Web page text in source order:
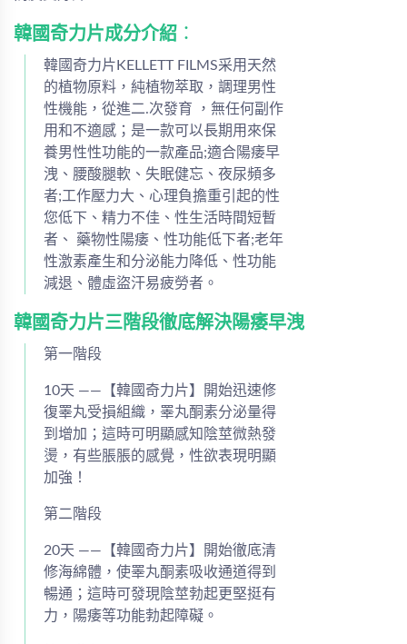
韓國奇力片成分介紹 ：
韓國奇力片KELLETT FILMS采用天然
的植物原料，純植物萃取，調理男性
性機能，從進二.次發育 ，無任何副作
用和不適感；是一款可以長期用來保
養男性性功能的一款產品;適合陽痿早
洩、腰酸腿軟、失眠健忘、夜尿頻多
者;工作壓力大、心理負擔重引起的性
您低下、精力不佳、性生活時間短暫
者、 藥物性陽痿、性功能低下者;老年
性激素產生和分泌能力降低、性功能
減退、體虛盜汗易疲勞者。
韓國奇力片三階段徹底解決陽痿早洩
第一階段
10天 ——【韓國奇力片】開始迅速修
復睪丸受損組織，睪丸酮素分泌量得
到增加；這時可明顯感知陰莖微熱發
燙，有些脹脹的感覺，性欲表現明顯
加強！
第二階段
20天 ——【韓國奇力片】開始徹底清
修海綿體，使睪丸酮素吸收通道得到
暢通；這時可發現陰莖勃起更堅挺有
力，陽痿等功能勃起障礙。